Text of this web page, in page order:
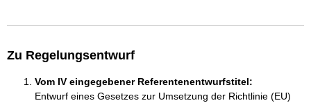
Zu Regelungsentwurf
Vom IV eingegebener Referentenentwurfstitel:
Entwurf eines Gesetzes zur Umsetzung der Richtlinie (EU)